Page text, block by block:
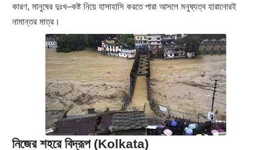
কারণ, মানুষের দুঃখ–কষ্ট নিয়ে হাসাহাসি করতে পারা আসলে মনুষ্যত্ব হারানোরই
নামান্তর মাত্র।
নিজের শহরে বিদ্রূপ (Kolkata)